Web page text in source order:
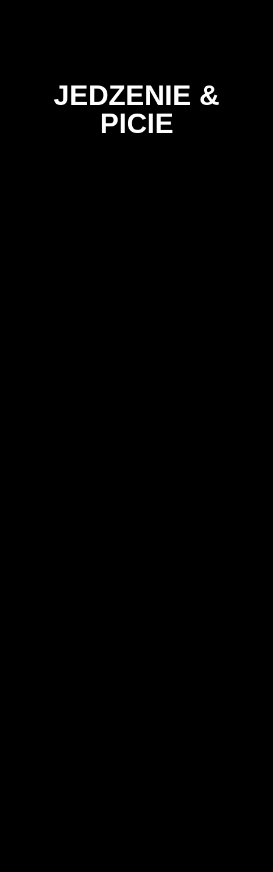
JEDZENIE &
PICIE